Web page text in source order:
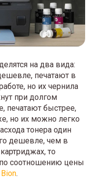
на два вида:
печатают в
но их чернила
при долгом
печатают быстрее,
но их можно легко
тонера один
дешевле, чем в
то
соотношению цены
.